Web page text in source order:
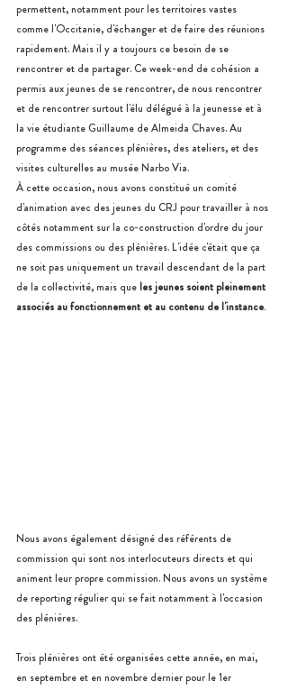
permettent, notamment pour les territoires vastes
comme l'Occitanie, d'échanger et de faire des réunions
rapidement. Mais il y a toujours ce besoin de se
rencontrer et de partager. Ce week-end de cohésion a
permis aux jeunes de se rencontrer, de nous rencontrer
et de rencontrer surtout l'élu délégué à la jeunesse et à
la vie étudiante Guillaume de Almeida Chaves. Au
programme des séances plénières, des ateliers, et des
visites culturelles au musée Narbo Via.
À cette occasion, nous avons constitué un comité
d'animation avec des jeunes du CRJ pour travailler à nos
côtés notamment sur la co-construction d'ordre du jour
des commissions ou des plénières. L'idée c'était que ça
ne soit pas uniquement un travail descendant de la part
de la collectivité, mais que les jeunes soient pleinement
associés au fonctionnement et au contenu de l'instance.
Nous avons également désigné des référents de
commission qui sont nos interlocuteurs directs et qui
animent leur propre commission. Nous avons un système
de reporting régulier qui se fait notamment à l'occasion
des plénières.
Trois plénières ont été organisées cette année, en mai,
en septembre et en novembre dernier pour le 1er